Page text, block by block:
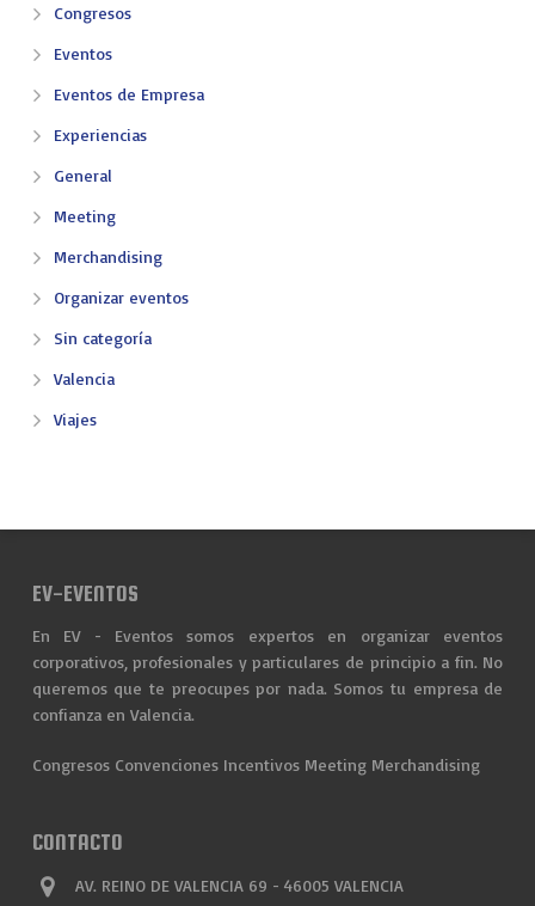
Congresos
Eventos
Eventos de Empresa
Experiencias
General
Meeting
Merchandising
Organizar eventos
Sin categoría
Valencia
Viajes
EV-EVENTOS
En EV - Eventos somos expertos en organizar eventos
corporativos, profesionales y particulares de principio a fin. No
queremos que te preocupes por nada. Somos tu empresa de
confianza en Valencia.
Congresos Convenciones Incentivos Meeting Merchandising
CONTACTO
AV. REINO DE VALENCIA 69 - 46005 VALENCIA